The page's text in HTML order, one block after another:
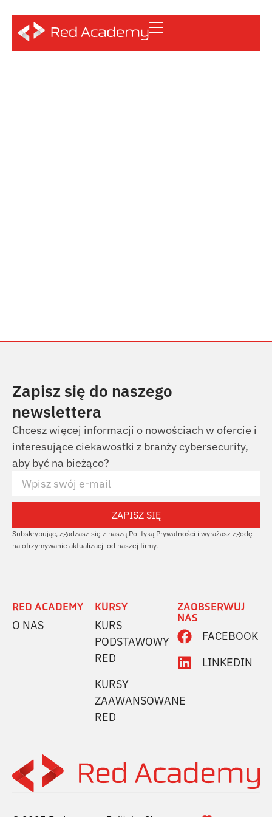
Zapisz się do naszego
newslettera
Chcesz więcej informacji o nowościach w ofercie i
interesujące ciekawostki z branży cybersecurity,
aby być na bieżąco?
ZAPISZ SIĘ
Subskrybując, zgadzasz się z naszą Polityką Prywatności i wyrażasz zgodę
na otrzymywanie aktualizacji od naszej firmy.
RED ACADEMY
O NAS
KURSY
KURS
PODSTAWOWY
RED
KURSY
ZAAWANSOWANE
RED
ZAOBSERWUJ
NAS
FACEBOOK
LINKEDIN